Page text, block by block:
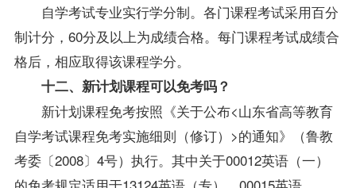
自学考试专业实行学分制。各门课程考试采用百分
制计分，60分及以上为成绩合格。每门课程考试成绩合
格后，相应取得该课程学分。
十二、新计划课程可以免考吗？
新计划课程免考按照《关于公布<山东省高等教育
自学考试课程免考实施细则（修订）>的通知》（鲁教
考委〔2008〕4号）执行。其中关于00012英语（一）